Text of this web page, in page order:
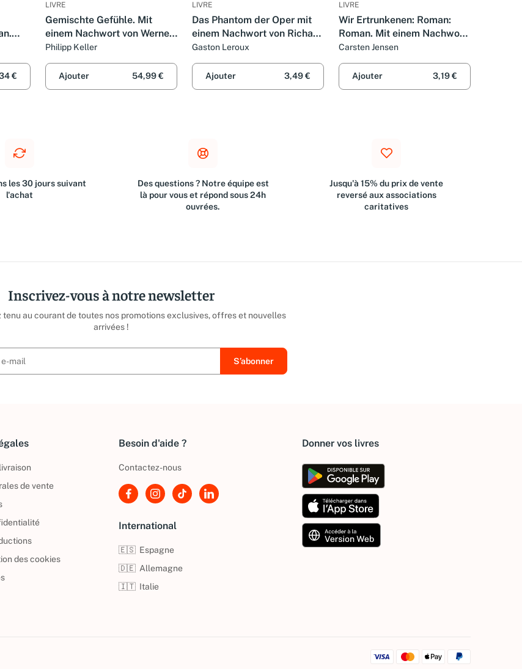
€
LIVRE
Gemischte Gefühle. Mit
einem Nachwort von Werner
Jung.
Philipp Keller
Ajouter 54,99 €
LIVRE
Das Phantom der Oper mit
einem Nachwort von Richard
Alewyn
Gaston Leroux
Ajouter 3,49 €
LIVRE
Wir Ertrunkenen: Roman:
Roman. Mit einem Nachwort
des Autors
Carsten Jensen
Ajouter 3,19 €
les 30 jours suivant
l'achat
Des questions ? Notre équipe est
là pour vous et répond sous 24h
ouvrées.
Jusqu'à 15% du prix de vente
reversé aux associations
caritatives
Inscrivez-vous à notre newsletter
tenu au courant de toutes nos promotions exclusives, offres et nouvelles
arrivées !
de vente
des cookies
Besoin d'aide ?
Contactez-nous
International
🇪🇸 Espagne
🇩🇪 Allemagne
🇮🇹 Italie
Donner vos livres